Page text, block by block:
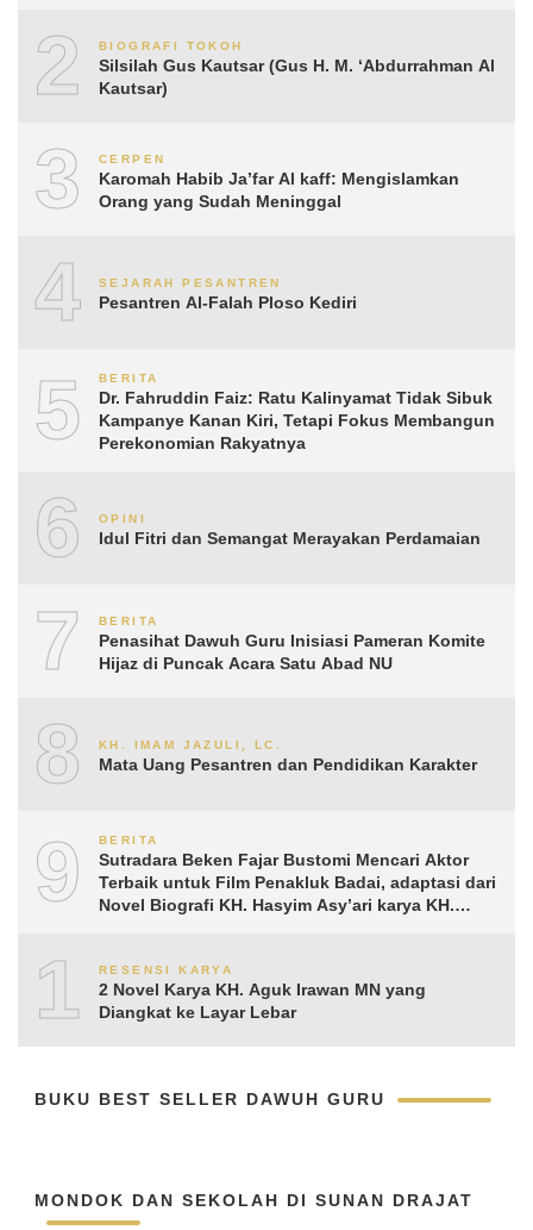
2 BIOGRAFI TOKOH
Silsilah Gus Kautsar (Gus H. M. ‘Abdurrahman Al
Kautsar)
3 CERPEN
Karomah Habib Ja’far Al kaff: Mengislamkan
Orang yang Sudah Meninggal
4 SEJARAH PESANTREN
Pesantren Al-Falah Ploso Kediri
5 BERITA
Dr. Fahruddin Faiz: Ratu Kalinyamat Tidak Sibuk
Kampanye Kanan Kiri, Tetapi Fokus Membangun
Perekonomian Rakyatnya
6 OPINI
Idul Fitri dan Semangat Merayakan Perdamaian
7 BERITA
Penasihat Dawuh Guru Inisiasi Pameran Komite
Hijaz di Puncak Acara Satu Abad NU
8 KH. IMAM JAZULI, LC.
Mata Uang Pesantren dan Pendidikan Karakter
9 BERITA
Sutradara Beken Fajar Bustomi Mencari Aktor
Terbaik untuk Film Penakluk Badai, adaptasi dari
Novel Biografi KH. Hasyim Asy’ari karya KH.
10RESENSI KARYA
2 Novel Karya KH. Aguk Irawan MN yang
Diangkat ke Layar Lebar
BUKU BEST SELLER DAWUH GURU
MONDOK DAN SEKOLAH DI SUNAN DRAJAT